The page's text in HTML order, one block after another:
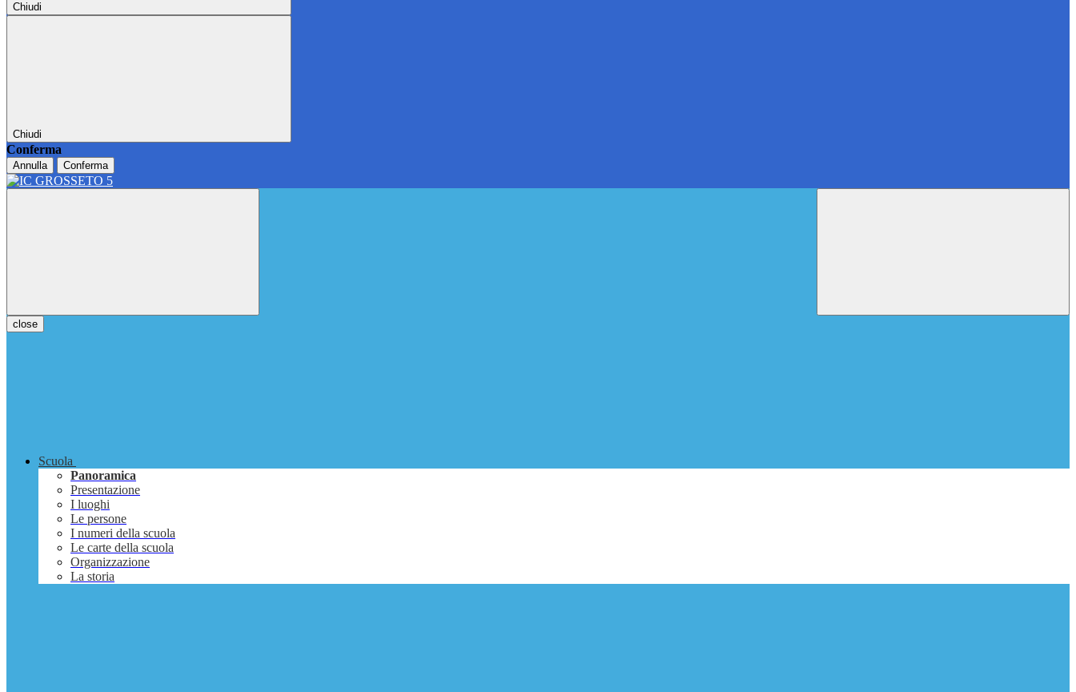
Chiudi
Chiudi
Conferma
Annulla Conferma
close
Scuola
Panoramica
Presentazione
I luoghi
Le persone
I numeri della scuola
Le carte della scuola
Organizzazione
La storia